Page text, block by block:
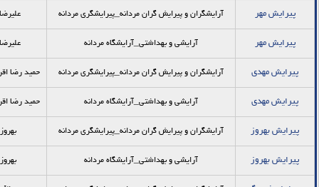
پيرايش مهر آرایشگران و پیرایش گران مردانه_پيرايشگري مردانه
پيرايش مهر آرایشی و بهداشتی_آرایشگاه مردانه
پيرايش مهدي آرایشگران و پیرایش گران مردانه_پيرايشگري مردانه حميد رضا
پيرايش مهدي آرایشی و بهداشتی_آرایشگاه مردانه حميد رضا
پيرايش بهروز آرایشگران و پیرایش گران مردانه_پيرايشگري مردانه
پيرايش بهروز آرایشی و بهداشتی_آرایشگاه مردانه